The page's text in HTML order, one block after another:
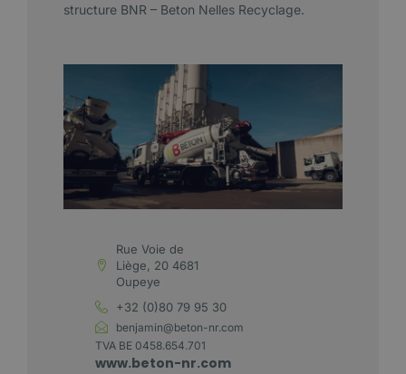
Rue Voie de
Liège, 20 4681
Oupeye
+32 (0)80 79 95 30
benjamin@beton-nr.com
TVA BE 0458.654.701
www.beton-nr.com
structure BNR – Beton Nelles Recyclage.